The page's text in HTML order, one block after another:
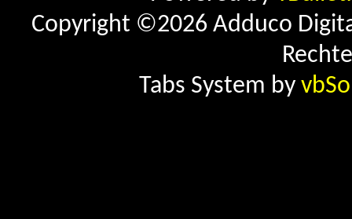
Copyright ©2026 Adduco
Tabs System by